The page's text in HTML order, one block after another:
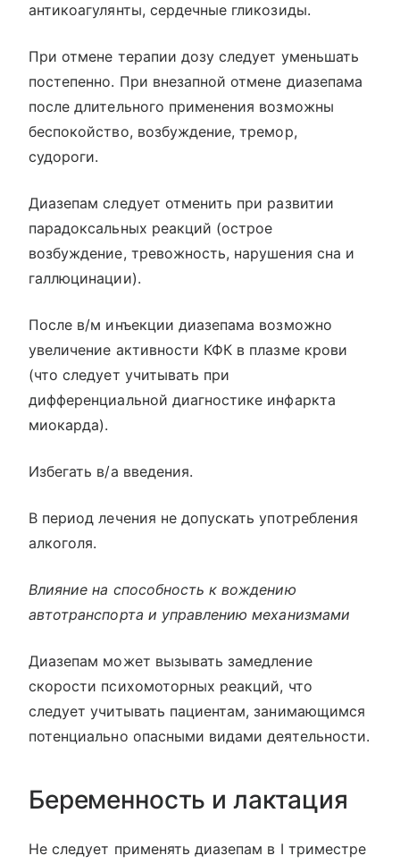
антикоагулянты, сердечные гликозиды.
При отмене терапии дозу следует уменьшать
постепенно. При внезапной отмене диазепама
после длительного применения возможны
беспокойство, возбуждение, тремор,
судороги.
Диазепам следует отменить при развитии
парадоксальных реакций (острое
возбуждение, тревожность, нарушения сна и
галлюцинации).
После в/м инъекции диазепама возможно
увеличение активности КФК в плазме крови
(что следует учитывать при
дифференциальной диагностике инфаркта
миокарда).
Избегать в/а введения.
В период лечения не допускать употребления
алкоголя.
Влияние на способность к вождению
автотранспорта и управлению механизмами
Диазепам может вызывать замедление
скорости психомоторных реакций, что
следует учитывать пациентам, занимающимся
потенциально опасными видами деятельности.
Беременность и лактация
Не следует применять диазепам в I триместре